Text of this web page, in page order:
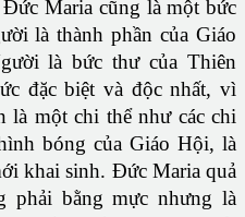
Maria cũng là một bức
là thành phần của Giáo
là bức thư của Thiên
đặc biệt và độc nhất, vì
là một chi thể như các chi
bóng của Giáo Hội, là
khai sinh. Ðức Maria quả
phải bằng mực nhưng là